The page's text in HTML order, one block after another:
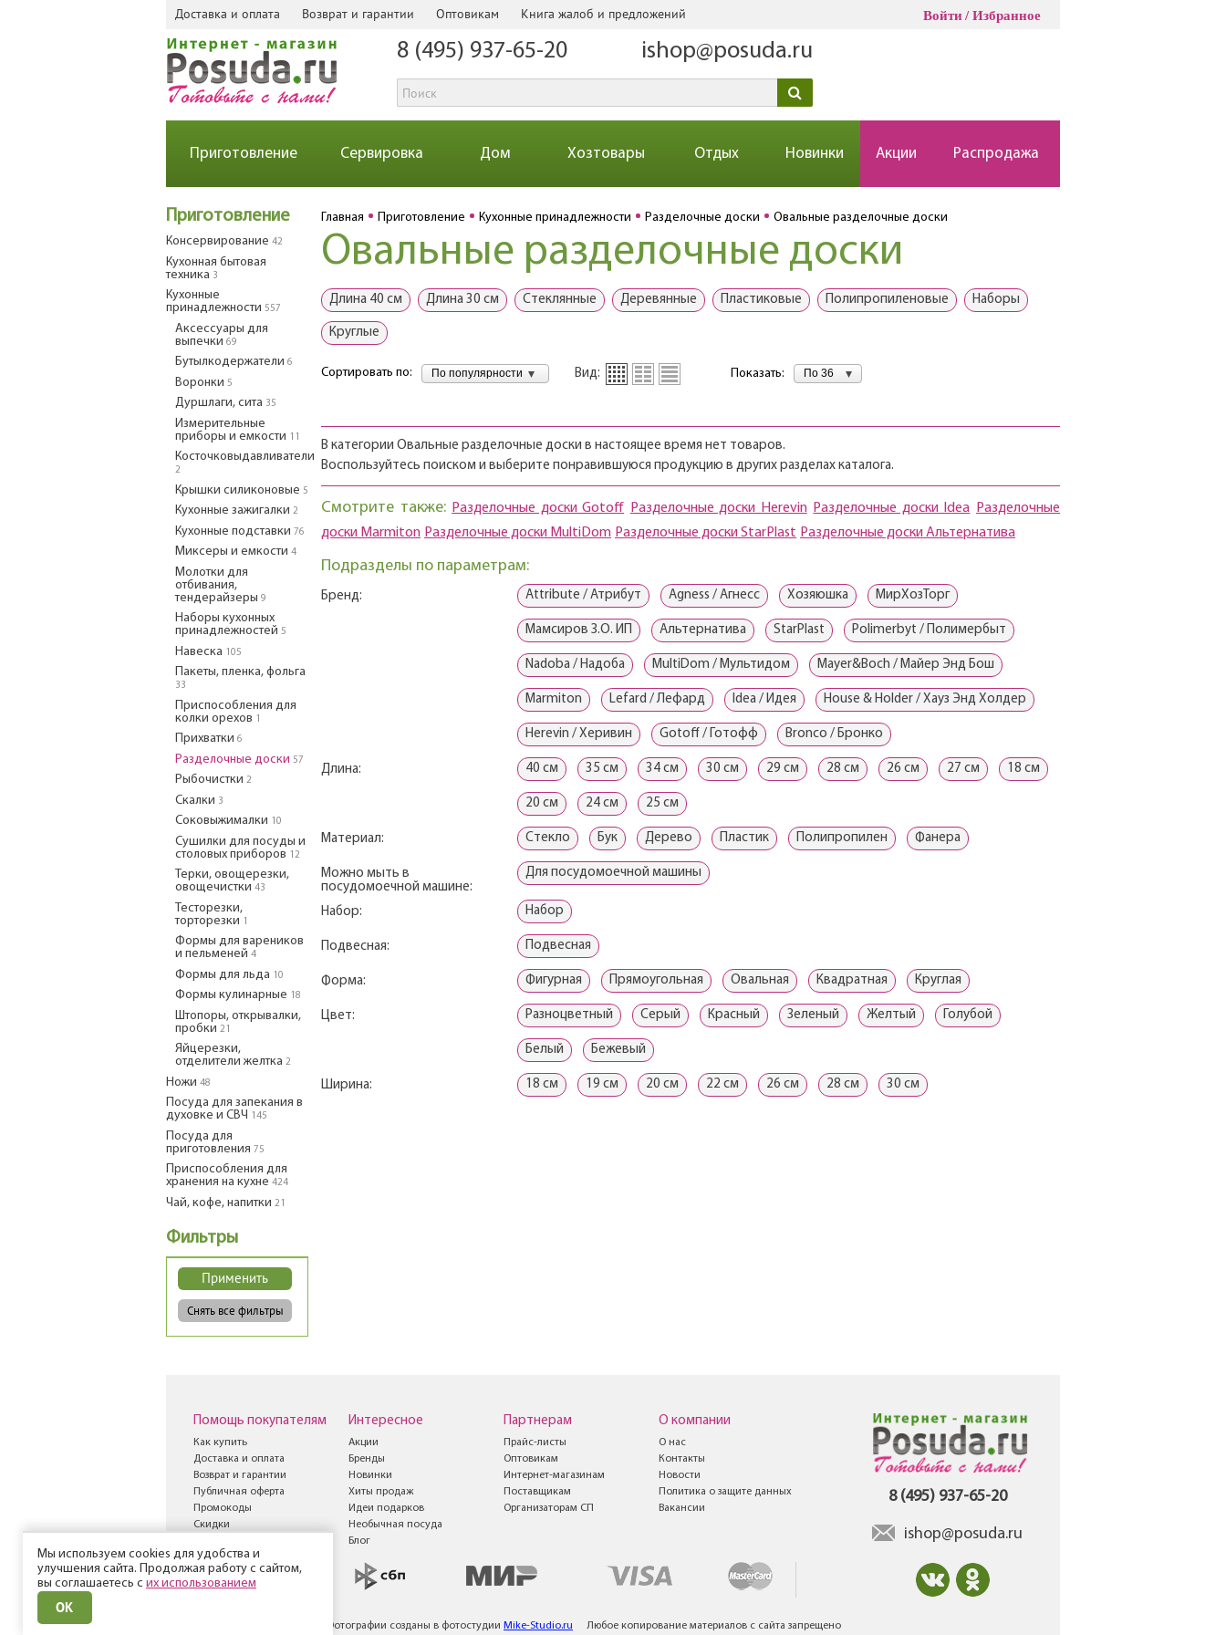
Доставка и оплата Возврат и гарантии Оптовикам Книга жалоб и предложений Войти Избранное
8 (495) 937-65-20 ishop@posuda.ru
Приготовление Сервировка Дом Хозтовары Отдых Новинки Акции Распродажа
Приготовление
Консервирование 42
Кухонная бытовая
техника 3
Кухонные
принадлежности 557
Аксессуары для
выпечки 69
Бутылкодержатели 6
Воронки 5
Дуршлаги, сита 35
Измерительные
приборы и емкости 11
Косточковыдавливатели
2
Крышки силиконовые 5
Кухонные зажигалки 2
Кухонные подставки 76
Миксеры и емкости 4
Молотки для
отбивания,
тендерайзеры 9
Наборы кухонных
принадлежностей 5
Навеска 105
Пакеты, пленка, фольга
33
Приспособления для
колки орехов 1
Прихватки 6
Разделочные доски 57
Рыбочистки 2
Скалки 3
Соковыжималки 10
Сушилки для посуды и
столовых приборов 12
Терки, овощерезки,
овощечистки 43
Тесторезки,
торторезки 1
Формы для вареников
и пельменей 4
Формы для льда 10
Формы кулинарные 18
Штопоры, открывалки,
пробки 21
Яйцерезки,
отделители желтка 2
Ножи 48
Посуда для запекания в
духовке и СВЧ 145
Посуда для
приготовления 75
Приспособления для
хранения на кухне 424
Чай, кофе, напитки 21
Фильтры
Главная Приготовление Кухонные принадлежности Разделочные доски Овальные разделочные доски
Овальные разделочные доски
Длина 40 см Длина 30 см Стеклянные Деревянные Пластиковые Полипропиленовые Наборы
Круглые
Сортировать по: По популярности Вид: Показать: По 36
В категории Овальные разделочные доски в настоящее время нет товаров.
Воспользуйтесь поиском и выберите понравившуюся продукцию в других разделах каталога.
Смотрите также: Разделочные доски Gotoff Разделочные доски Herevin Разделочные доски Idea
Разделочные
доски Marmiton Разделочные доски MultiDom Разделочные доски StarPlast Разделочные доски Альтернатива
Подразделы по параметрам:
Бренд: Attribute / Атрибут Agness / Агнесс Хозяюшка МирХозТорг
Мамсиров З.О. ИП Альтернатива StarPlast Polimerbyt / Полимербыт
Nadoba / Надоба MultiDom / Мультидом Mayer&Boch / Майер Энд Бош
Marmiton Lefard / Лефард Idea / Идея House & Holder / Хауз Энд Холдер
Herevin / Херивин Gotoff / Готофф Bronco / Бронко
Длина: 40 см 35 см 34 см 30 см 29 см 28 см 26 см 27 см 18 см
20 см 24 см 25 см
Материал: Cтекло Бук Дерево Пластик Полипропилен Фанера
Можно мыть в
посудомоечной машине:
Для посудомоечной машины
Набор: Набор
Подвесная: Подвесная
Форма: Фигурная Прямоугольная Овальная Квадратная Круглая
Цвет: Разноцветный Серый Красный Зеленый Желтый Голубой
Белый Бежевый
Ширина: 18 см 19 см 20 см 22 см 26 см 28 см 30 см
8 (495) 937-65-20
ishop@posuda.ru
Помощь покупателям
Как купить
Доставка и оплата
Возврат и гарантии
Публичная оферта
Промокоды
Скидки
предложений
Интересное
Акции
Бренды
Новинки
Хиты продаж
Идеи подарков
Необычная посуда
Блог
Партнерам
Прайс-листы
Оптовикам
Интернет-магазинам
Поставщикам
Организаторам СП
О компании
О нас
Контакты
Новости
Политика о защите данных
Вакансии
Фотографии созданы в фотостудии Mike-Studio.ru Любое копирование материалов с сайта запрещено
Мы используем cookies для удобства и
улучшения сайта. Продолжая работу с сайтом,
вы соглашаетесь с их использованием
ОК